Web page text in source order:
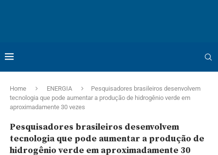
Home ENERGIA
Pesquisadores brasileiros desenvolvem
tecnologia que pode aumentar a produção de hidrogênio verde em
aproximadamente 30 vezes
Pesquisadores brasileiros desenvolvem
tecnologia que pode aumentar a produção de
hidrogênio verde em aproximadamente 30